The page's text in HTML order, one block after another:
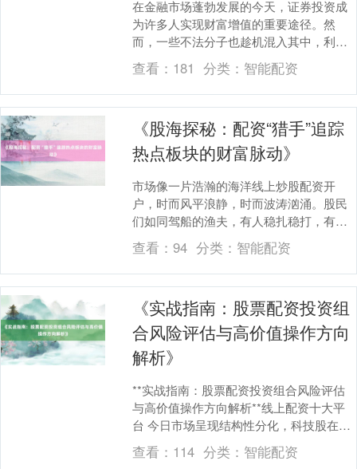
在金融市场蓬勃发展的今天，证券投资成
为许多人实现财富增值的重要途径。然
而，一些不法分子也趁机混入其中，利用
投资者对高收益的渴望，精心设计各种非
法证券活动陷阱。这....
查看： 181 分类： 智能配资
《股海探秘：配资“猎手”追踪
热点板块的财富脉动》
市场像一片浩瀚的海洋线上炒股配资开
户，时而风平浪静，时而波涛汹涌。股民
们如同驾船的渔夫，有人稳扎稳打，有人
激流勇进，而配资“猎手”则是其中最擅长借
风使舵的一群人....
查看：94 分类： 智能配资
《实战指南：股票配资投资组
合风险评估与高价值操作方向
解析》
**实战指南：股票配资投资组合风险评估
与高价值操作方向解析**线上配资十大平
台 今日市场呈现结构性分化，科技股在政
策利好刺激下集体走强，而消费板块因业
绩不及预期....
查看： 114 分类： 智能配资